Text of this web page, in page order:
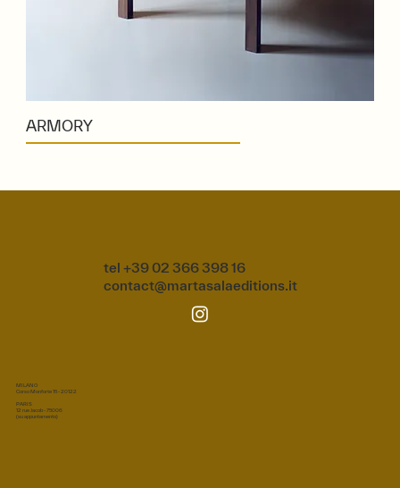
ARMORY
tel +39 02 366 398 16
contact@martasalaeditions.it
MILANO
Corso Monforte 15 - 20122
PARIS
12 rue Jacob - 75006
(su appuntamento)